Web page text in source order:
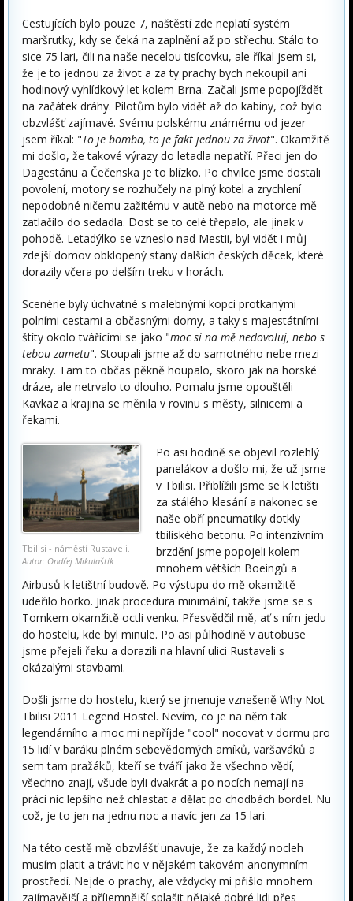
Cestujících bylo pouze 7, naštěstí zde neplatí systém
maršrutky, kdy se čeká na zaplnění až po střechu. Stálo to
sice 75 lari, čili na naše necelou tisícovku, ale říkal jsem si,
že je to jednou za život a za ty prachy bych nekoupil ani
hodinový vyhlídkový let kolem Brna. Začali jsme popojíždět
na začátek dráhy. Pilotům bylo vidět až do kabiny, což bylo
obzvlášť zajímavé. Svému polskému známému od jezer
jsem říkal: "To je bomba, to je fakt jednou za život". Okamžitě
mi došlo, že takové výrazy do letadla nepatří. Přeci jen do
Dagestánu a Čečenska je to blízko. Po chvilce jsme dostali
povolení, motory se rozhučely na plný kotel a zrychlení
nepodobné ničemu zažitému v autě nebo na motorce mě
zatlačilo do sedadla. Dost se to celé třepalo, ale jinak v
pohodě. Letadýlko se vzneslo nad Mestii, byl vidět i můj
zdejší domov obklopený stany dalších českých děcek, které
dorazily včera po delším treku v horách.
Scenérie byly úchvatné s malebnými kopci protkanými
polními cestami a občasnými domy, a taky s majestátními
štíty okolo tvářícími se jako "moc si na mě nedovoluj, nebo s
tebou zametu". Stoupali jsme až do samotného nebe mezi
mraky. Tam to občas pěkně houpalo, skoro jak na horské
dráze, ale netrvalo to dlouho. Pomalu jsme opouštěli
Kavkaz a krajina se měnila v rovinu s městy, silnicemi a
řekami.
Tbilisi - náměstí Rustaveli.
Autor: Ondřej Mikulaštík
Po asi hodině se objevil rozlehlý
panelákov a došlo mi, že už jsme
v Tbilisi. Přiblížili jsme se k letišti
za stálého klesání a nakonec se
naše obří pneumatiky dotkly
tbiliského betonu. Po intenzivním
brzdění jsme popojeli kolem
mnohem větších Boeingů a
Airbusů k letištní budově. Po výstupu do mě okamžitě
udeřilo horko. Jinak procedura minimální, takže jsme se s
Tomkem okamžitě octli venku. Přesvědčil mě, ať s ním jedu
do hostelu, kde byl minule. Po asi půlhodině v autobuse
jsme přejeli řeku a dorazili na hlavní ulici Rustaveli s
okázalými stavbami.
Došli jsme do hostelu, který se jmenuje vznešeně Why Not
Tbilisi 2011 Legend Hostel. Nevím, co je na něm tak
legendárního a moc mi nepříjde "cool" nocovat v dormu pro
15 lidí v baráku plném sebevědomých amíků, varšaváků a
sem tam pražáků, kteří se tváří jako že všechno vědí,
všechno znají, všude byli dvakrát a po nocích nemají na
práci nic lepšího než chlastat a dělat po chodbách bordel. Nu
což, je to jen na jednu noc a navíc jen za 15 lari.
Na této cestě mě obzvlášť unavuje, že za každý nocleh
musím platit a trávit ho v nějakém takovém anonymním
prostředí. Nejde o prachy, ale vždycky mi přišlo mnohem
zajímavější a příjemnější splašit nějaké dobré lidi přes